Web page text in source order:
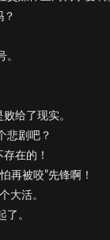
？
。
给了现实。
悲剧吧？
在的！
再被咬”先锋啊！
大活。
了。